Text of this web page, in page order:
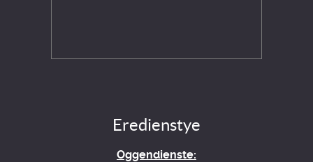
Eredienstye
Oggendienste: